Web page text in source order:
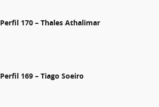
Perfil 170 – Thales Athalimar
Perfil 169 – Tiago Soeiro